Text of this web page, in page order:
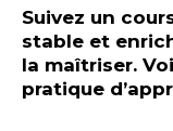
Suivez un
stable et
la maîtriser.
pratique